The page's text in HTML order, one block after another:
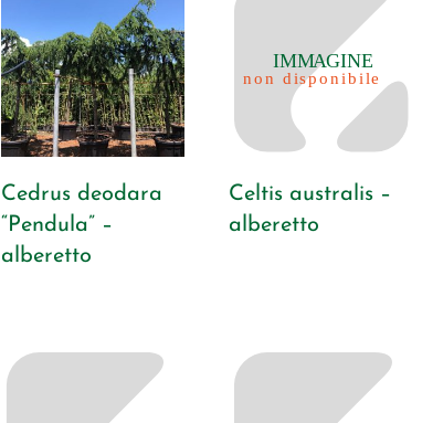
Cedrus deodara
“Pendula” –
alberetto
Celtis australis –
alberetto